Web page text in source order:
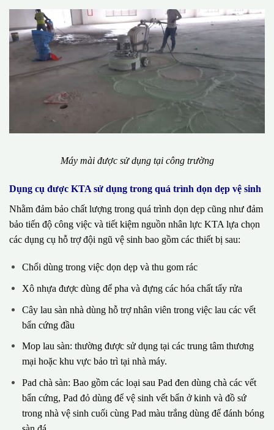
Máy mài được sử dụng tại công trường
Dụng cụ được KTA sử dụng trong quá trình dọn dẹp vệ sinh
Nhằm đảm bảo chất lượng trong quá trình dọn dẹp cũng như đảm
bảo tiến độ công việc và tiết kiệm nguồn nhân lực KTA lựa chọn
các dụng cụ hỗ trợ đội ngũ vệ sinh bao gồm các thiết bị sau:
Chổi dùng trong việc dọn dẹp và thu gom rác
Xô nhựa được dùng để pha và đựng các hóa chất tẩy rửa
Cây lau sàn nhà dùng hỗ trợ nhân viên trong việc lau các vết
bẩn cứng đầu
Mop lau sàn: thường được sử dụng tại các trung tâm thương
mại hoặc khu vực bảo trì tại nhà máy.
Pad chà sàn: Bao gồm các loại sau Pad đen dùng chà các vết
bẩn cứng, Pad đỏ dùng để vệ sinh vết bẩn ở kinh và đồ sứ
trong nhà vệ sinh cuối cùng Pad màu trắng dùng để đánh bóng